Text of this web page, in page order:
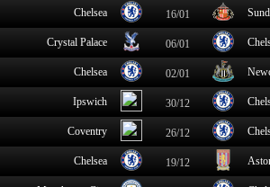
Chelsea 16/01
Crystal Palace 06/01
Chelsea 02/01
Ipswich 30/12
Coventry 26/12
Chelsea 19/12